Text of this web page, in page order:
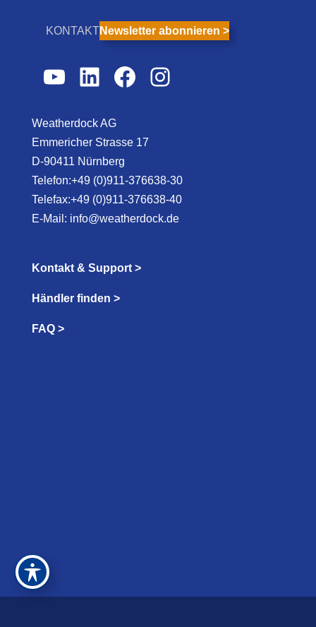
KONTAKTNewsletter abonnieren >
YouTube
LinkedIn
Facebook
Instagram
Weatherdock AG
Emmericher Strasse 17
D-90411 Nürnberg
Telefon:+49 (0)911-376638-30
Telefax:+49 (0)911-376638-40
E-Mail: info@weatherdock.de
Kontakt & Support >
Händler finden >
FAQ >